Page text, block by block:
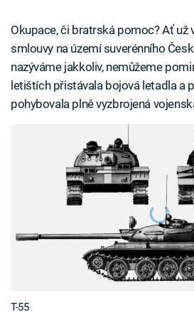
Okupace, či bratrská pomoc? Ať už
smlouvy na území suverénního
nazýváme jakkoliv, nemůžeme
letištích přistávala bojová letadla a
pohybovala plně vyzbrojená
T-55